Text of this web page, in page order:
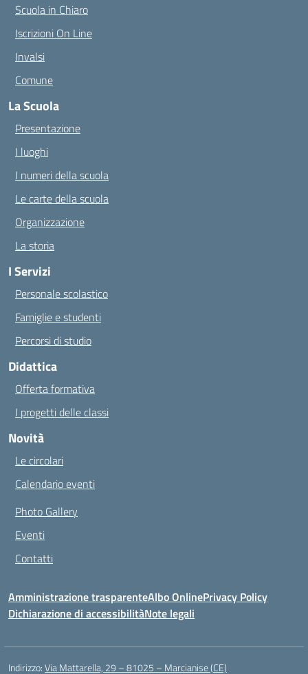
Scuola in Chiaro
Iscrizioni On Line
Invalsi
Comune
La Scuola
Presentazione
I luoghi
I numeri della scuola
Le carte della scuola
Organizzazione
La storia
I Servizi
Personale scolastico
Famiglie e studenti
Percorsi di studio
Didattica
Offerta formativa
I progetti delle classi
Novità
Le circolari
Calendario eventi
Photo Gallery
Eventi
Contatti
Amministrazione trasparenteAlbo OnlinePrivacy Policy
Dichiarazione di accessibilitàNote legali
Indirizzo:Via Mattarella, 29 – 81025 – Marcianise (CE)